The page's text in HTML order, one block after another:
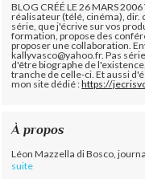
BLOG CRÉÉ LE 26 MARS
réalisateur (télé, cinéma), dir.
série, que j'écrive sur vos
formation, propose des
proposer une collaboration.
kallyvasco@yahoo.fr. Pas
d'être biographe de
tranche de celle-ci. Et aussi
mon site dédié :https://
À propos
Léon Mazzella di Bosco,
suite